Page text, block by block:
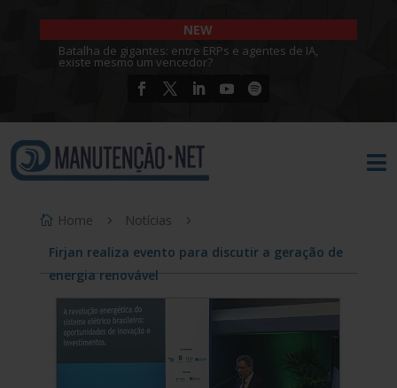
NEW
Batalha de gigantes: entre ERPs e agentes de IA,
existe mesmo um vencedor?

Home
Notícias
Firjan realiza evento para discutir a geração de
energia renovável